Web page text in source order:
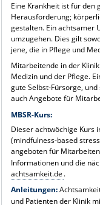
Eine Krankheit ist für den
Herausforderung;
gestalten. Ein achtsamer
umzugehen. Dies gilt
jene, die in Pflege und
Mitarbeitende in der
Medizin und der Pflege.
gute Selbst-Fürsorge,
auch Angebote für
MBSR-Kurs:
Dieser achtwöchige Kurs
(mindfulness-based
angeboten für
Informationen und die
achtsamkeit.de .
Anleitungen:
und Patienten der Klinik